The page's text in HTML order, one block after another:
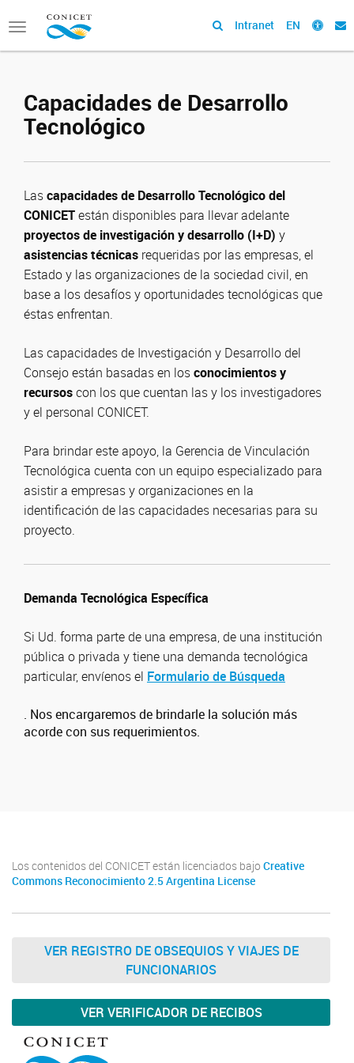
Toggle
navigation
Intranet EN
Capacidades de Desarrollo
Tecnológico
Lascapacidades de Desarrollo Tecnológico del
CONICETestán disponibles para llevar adelante
proyectos de investigación y desarrollo (I+D) y
asistencias técnicas requeridas por las empresas, el
Estado y las organizaciones de la sociedad civil, en
base a los desafíos y oportunidades tecnológicas que
éstas enfrentan.
Las capacidades de Investigación y Desarrollo del
Consejo están basadas en losconocimientos y
recursoscon los que cuentan las y los investigadores
y el personal CONICET.
Para brindar este apoyo, la Gerencia de Vinculación
Tecnológica cuenta con un equipo especializado para
asistir a empresas y organizaciones en la
identificación de las capacidades necesarias para su
proyecto.
Demanda Tecnológica Específica
Si Ud. forma parte de una empresa, de una institución
pública o privada y tiene una demanda tecnológica
particular, envíenos el Formulario de Búsqueda
. Nos encargaremos de brindarle la solución más
acorde con sus requerimientos.
Los contenidos del CONICET están licenciados bajo Creative
Commons Reconocimiento 2.5 Argentina License
VER REGISTRO DE OBSEQUIOS Y VIAJES DE
FUNCIONARIOS
VER VERIFICADOR DE RECIBOS